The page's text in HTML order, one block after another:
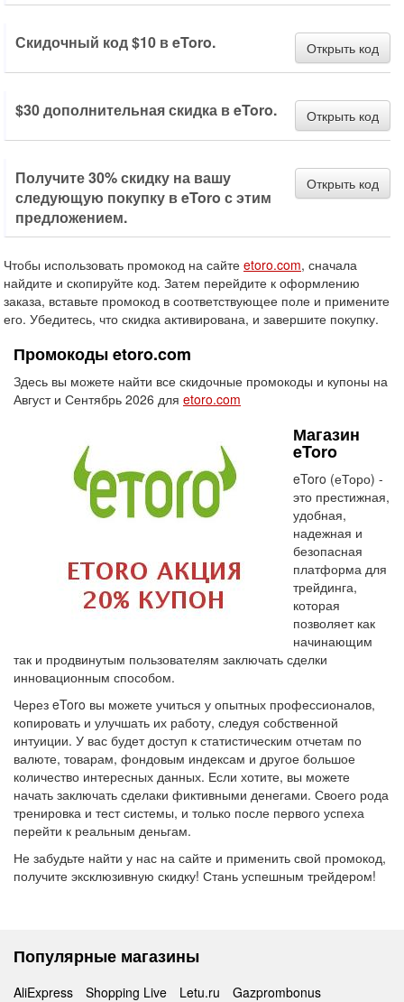
Скидочный код $10 в eToro. Открыть код
$30 дополнительная скидка в eToro. Открыть код
Получите 30% скидку на вашу
следующую покупку в eToro с этим
предложением.
Открыть код
Чтобы использовать промокод на сайте etoro.com, сначала
найдите и скопируйте код. Затем перейдите к оформлению
заказа, вставьте промокод в соответствующее поле и примените
его. Убедитесь, что скидка активирована, и завершите покупку.
Промокоды etoro.com
Здесь вы можете найти все скидочные промокоды и купоны на
Август и Сентябрь 2026 для etoro.com
Магазин
eToro
eToro (еТоро) -
это престижная,
удобная,
надежная и
безопасная
платформа для
трейдинга,
которая
позволяет как
начинающим
так и продвинутым пользователям заключать сделки
инновационным способом.
Через eToro вы можете учиться у опытных профессионалов,
копировать и улучшать их работу, следуя собственной
интуиции. У вас будет доступ к статистическим отчетам по
валюте, товарам, фондовым индексам и другое большое
количество интересных данных. Если хотите, вы можете
начать заключать сделаки фиктивными денегами. Своего рода
тренировка и тест системы, и только после первого успеха
перейти к реальным деньгам.
Не забудьте найти у нас на сайте и применить свой промокод,
получите эксклюзивную скидку! Стань успешным трейдером!
Популярные магазины
AliExpress Shopping Live Letu.ru Gazprombonus